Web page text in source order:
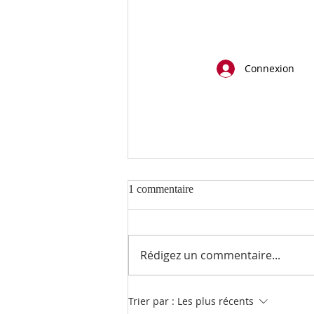
Connexion
Apaiser les tempêtes
1 commentaire
Rédigez un commentaire...
Trier par : Les plus récents